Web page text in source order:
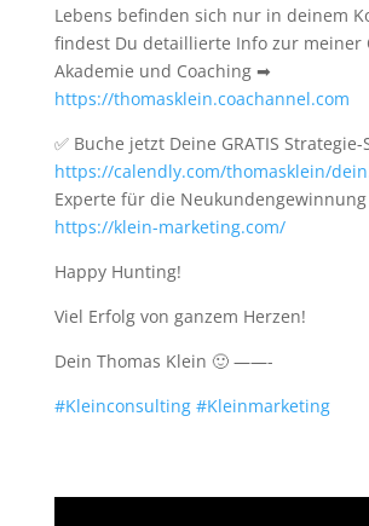
Lebens befinden sich nur in deinem
findest Du detaillierte Info zur meiner
Akademie und Coaching ➡
https://thomasklein.coachannel.com
✅ Buche jetzt Deine GRATIS
https://calendly.com/thomasklein/
Experte für die
https://klein-marketing.com/
Happy Hunting!
Viel Erfolg von ganzem Herzen!
Dein Thomas Klein 🙂 ——-
#Kleinconsulting #Kleinmarketing